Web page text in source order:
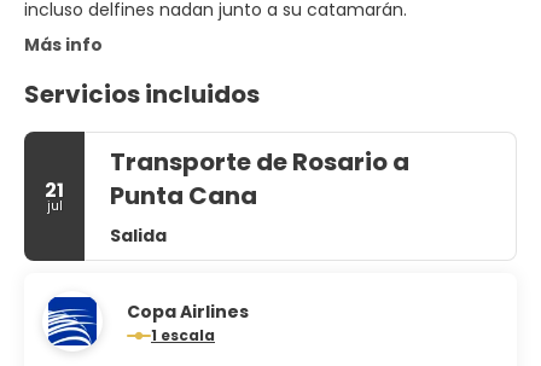
Más info
Servicios incluidos
21
jul
Transporte de Rosario a
Punta Cana
Salida
Copa Airlines
1 escala